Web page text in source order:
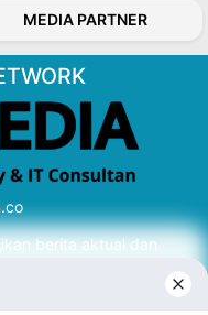
MEDIA PARTNER
berita aktual dan
yang tepat.